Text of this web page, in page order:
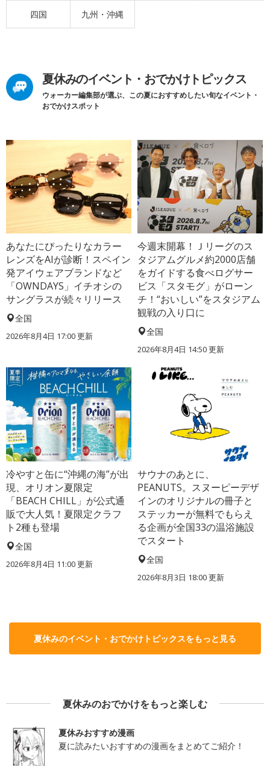
四国 九州・沖縄
夏休みのイベント・おでかけトピックス
ウォーカー編集部が選ぶ、この夏におすすめしたい旬なイベント・
おでかけスポット
あなたにぴったりなカラー
レンズをAIが診断！スペイン
発アイウェアブランドなど
「OWNDAYS」イチオシの
サングラスが続々リリース
全国
2026年8月4日 17:00更新
今週末開幕！Ｊリーグのス
タジアムグルメ約2000店舗
をガイドする食べログサー
ビス「スタモグ」がローン
チ！“おいしい”をスタジアム
観戦の入り口に
全国
2026年8月4日 14:50更新
冷やすと缶に“沖縄の海”が出
現、オリオン夏限定
「BEACH CHILL」が公式通
販で大人気！夏限定クラフ
ト2種も登場
全国
2026年8月4日 11:00更新
サウナのあとに、
PEANUTS。スヌーピーデザ
インのオリジナルの冊子と
ステッカーが無料でもらえ
る企画が全国33の温浴施設
でスタート
全国
2026年8月3日 18:00更新
夏休みのイベント・おでかけトピックスをもっと見る
夏休みのおでかけをもっと楽しむ
夏休みおすすめ漫画
夏に読みたいおすすめの漫画をまとめてご紹介！